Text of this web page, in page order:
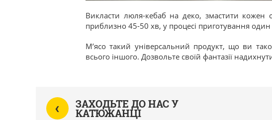
Викласти люля-кебаб на деко, змастити кожен
приблизно 45-50 хв, у процесі приготування
М’ясо такий універсальний продукт, що ви
всього іншого. Дозвольте своїй фантазії
‹ ЗАХОДЬТЕ ДО НАС У
КАТЮЖАНЦІ